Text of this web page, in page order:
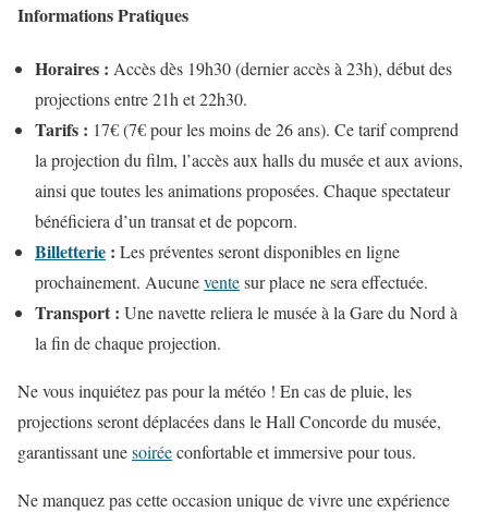
Informations Pratiques
Horaires : Accès dès 19h30 (dernier accès à 23h), début des
projections entre 21h et 22h30.
Tarifs : 17€ (7€ pour les moins de 26 ans). Ce tarif comprend
la projection du film, l’accès aux halls du musée et aux avions,
ainsi que toutes les animations proposées. Chaque spectateur
bénéficiera d’un transat et de popcorn.
Billetterie : Les préventes seront disponibles en ligne
prochainement. Aucuneventesur place ne sera effectuée.
Transport : Une navette reliera le musée à la Gare du Nord à
la fin de chaque projection.
Ne vous inquiétez pas pour la météo ! En cas de pluie, les
projections seront déplacées dans le Hall Concorde du musée,
garantissant unesoiréeconfortable et immersive pour tous.
Ne manquez pas cette occasion unique de vivre une expérience